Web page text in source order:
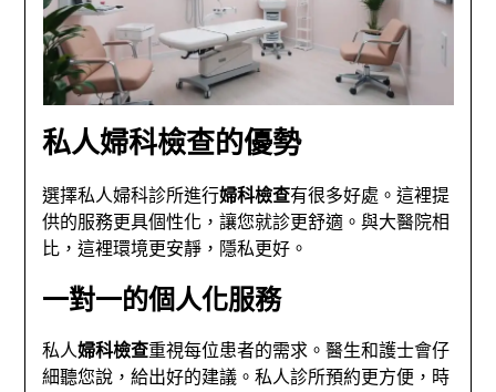
私人婦科檢查的優勢
選擇私人婦科診所進行婦科檢查有很多好處。這裡提
供的服務更具個性化，讓您就診更舒適。與大醫院相
比，這裡環境更安靜，隱私更好。
一對一的個人化服務
私人婦科檢查重視每位患者的需求。醫生和護士會仔
細聽您說，給出好的建議。私人診所預約更方便，時